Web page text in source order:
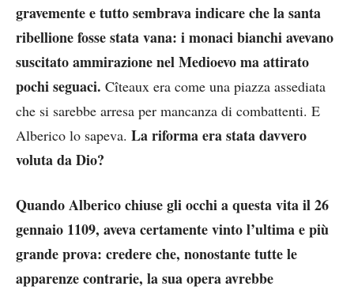
gravemente e tutto sembrava indicare che la santa
ribellione fosse stata vana: i monaci bianchi avevano
suscitato ammirazione nel Medioevo ma attirato
pochi seguaci. Cîteaux era come una piazza assediata
che si sarebbe arresa per mancanza di combattenti. E
Alberico lo sapeva. La riforma era stata davvero
voluta da Dio?
Quando Alberico chiuse gli occhi a questa vita il 26
gennaio 1109, aveva certamente vinto l’ultima e più
grande prova: credere che, nonostante tutte le
apparenze contrarie, la sua opera avrebbe